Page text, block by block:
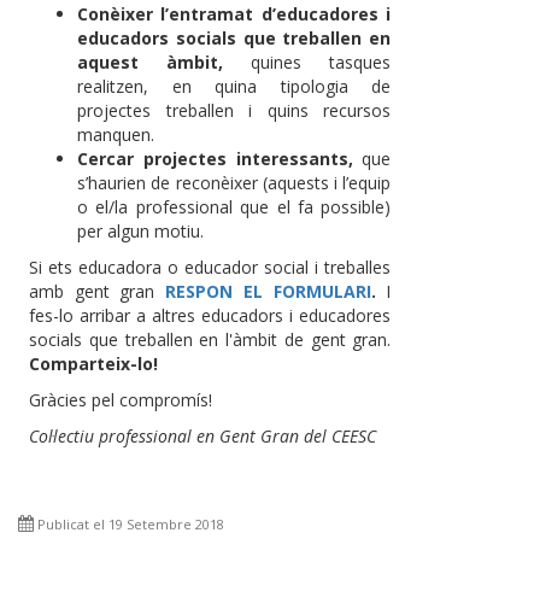
Conèixer l’entramat d’educadores i
educadors socials que treballen en
aquest àmbit,quines tasques
realitzen, en quina tipologia de
projectes treballen i quins recursos
manquen.
Cercar projectes interessants, que
s’haurien de reconèixer (aquests i l’equip
o el/la professional que el fa possible)
per algun motiu.
Si ets educadora o educador social i treballes
amb gent gran RESPON EL FORMULARI. I
fes-lo arribar a altres educadors i educadores
socials que treballen en l'àmbit de gent gran.
Comparteix-lo!
Gràcies pel compromís!
Col·lectiu professional en Gent Gran del CEESC
Publicat el 19 Setembre 2018